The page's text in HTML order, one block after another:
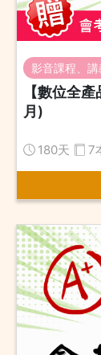
影音課程、講
【數位全
月)
180天 7